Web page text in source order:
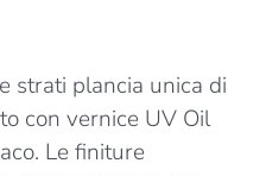
strati plancia unica di
con vernice UV Oil
Le finiture